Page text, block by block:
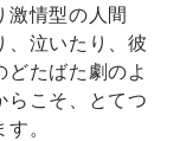
激情型の人間
、泣いたり、彼
たばた劇のよ
らこそ、とてつ
。